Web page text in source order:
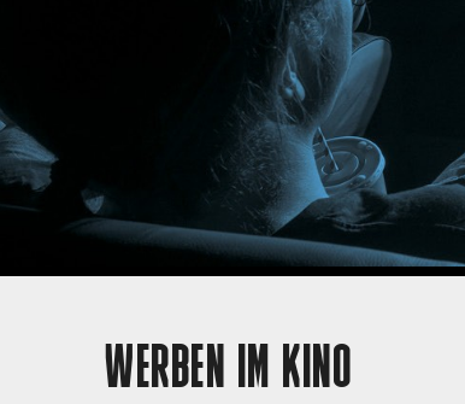
WERBEN IM KINO